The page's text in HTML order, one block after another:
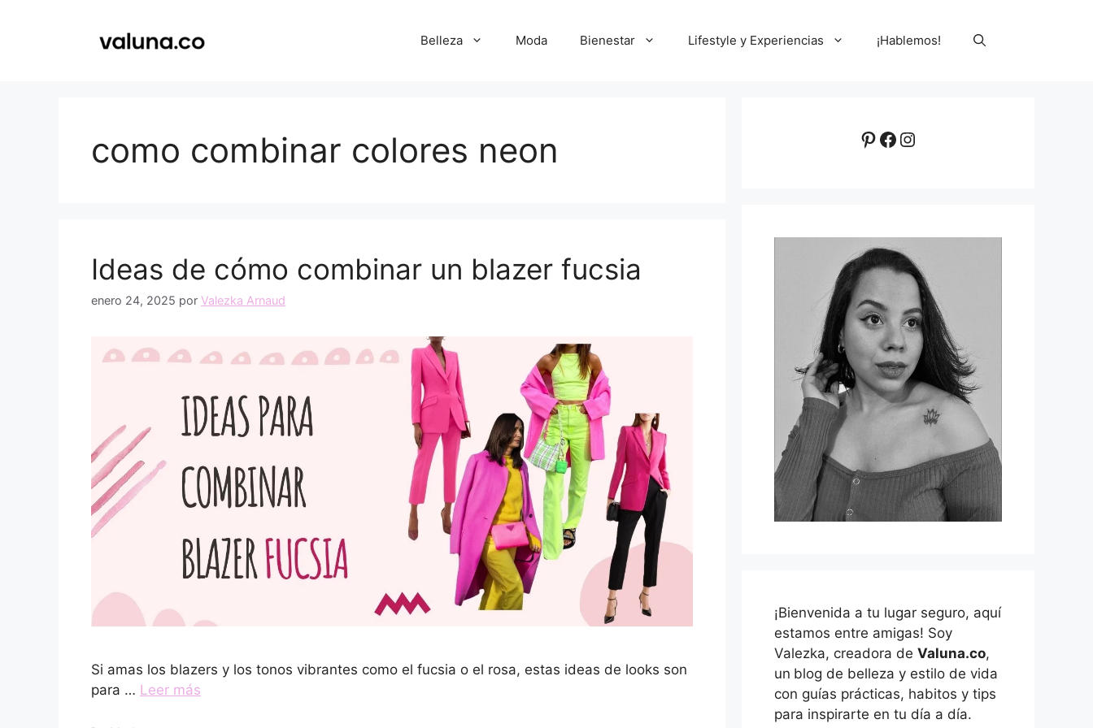
Belleza Moda Bienestar Lifestyle y Experiencias ¡Hablemos!
como combinar colores neon
Ideas de cómo combinar un blazer fucsia
enero 24, 2025 por Valezka Arnaud
Si amas los blazers y los tonos vibrantes como el fucsia o el rosa, estas ideas de looks son
para … Leer más
Pinterest
Facebook
Instagram
¡Bienvenida a tu lugar seguro, aquí
estamos entre amigas! Soy
Valezka, creadora de Valuna.co,
un blog de belleza y estilo de vida
con guías prácticas, habitos y tips
para inspirarte en tu día a día.